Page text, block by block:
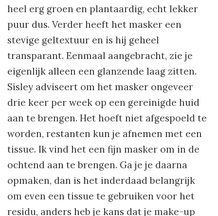
heel erg groen en plantaardig, echt lekker
puur dus. Verder heeft het masker een
stevige geltextuur en is hij geheel
transparant. Eenmaal aangebracht, zie je
eigenlijk alleen een glanzende laag zitten.
Sisley adviseert om het masker ongeveer
drie keer per week op een gereinigde huid
aan te brengen. Het hoeft niet afgespoeld te
worden, restanten kun je afnemen met een
tissue. Ik vind het een fijn masker om in de
ochtend aan te brengen. Ga je je daarna
opmaken, dan is het inderdaad belangrijk
om even een tissue te gebruiken voor het
residu, anders heb je kans dat je make-up